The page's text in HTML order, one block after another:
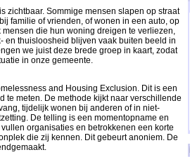
zichtbaar. Sommige mensen slapen op straat
familie of vrienden, of wonen in een auto, op
die hun woning dreigen te verliezen,
en thuisloosheid blijven vaak buiten beeld in
we juist deze brede groep in kaart, zodat
in onze gemeente.
and Housing Exclusion. Dit is een
te meten. De methode kijkt naar verschillende
tijdelijk wonen bij anderen of in niet-
De telling is een momentopname en
organisaties en betrokkenen een korte
die zij kennen. Dit gebeurt anoniem. De